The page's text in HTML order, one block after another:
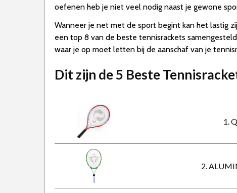
oefenen heb je niet veel nodig naast je gewone
Wanneer je net met de sport begint kan het lastig
een top 8 van de beste tennisrackets
waar je op moet letten bij de aanschaf van je
Dit zijn de 5 Beste
1.
2.